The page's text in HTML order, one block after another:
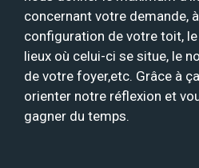
concernant votre demande,
configuration de votre toit,
lieux où celui-ci se situe, le
de votre foyer,etc. Grâce à
orienter notre réflexion et
gagner du temps.